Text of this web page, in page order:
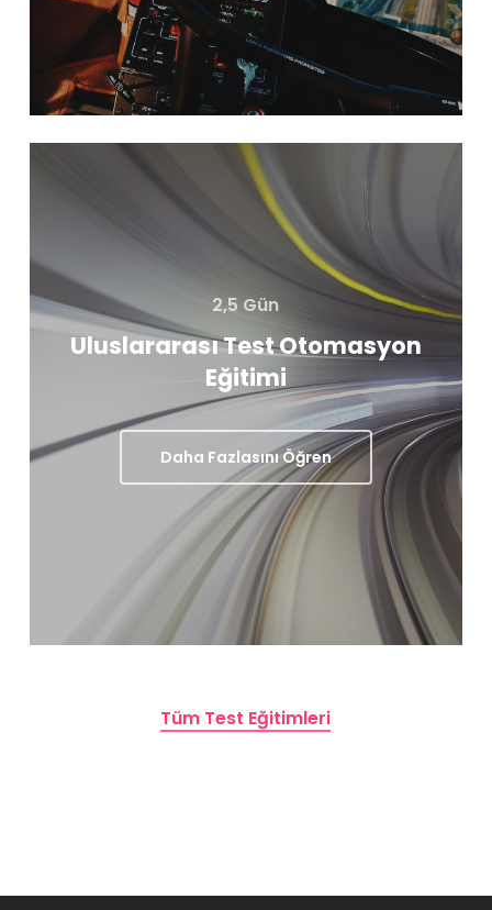
2,5 Gün
Uluslararası Test Otomasyon
Eğitimi
Daha Fazlasını Öğren
Tüm Test Eğitimleri